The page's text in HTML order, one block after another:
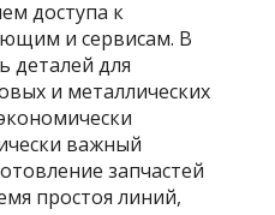
доступа к
и сервисам. В
деталей для
и металлических
важный
запчастей
простоя линий,